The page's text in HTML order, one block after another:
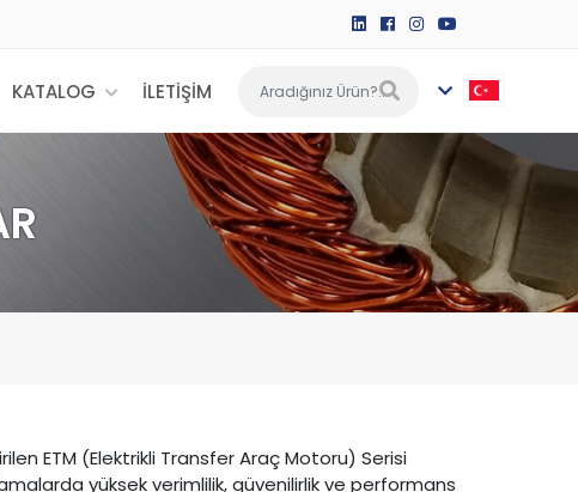
KATALOG İLETİŞİM
ETM (Elektrikli Transfer Araç Motoru) Serisi
yüksek verimlilik, güvenilirlik ve performans